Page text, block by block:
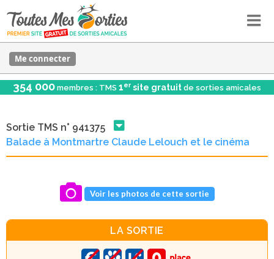
Me connecter
354 000 membres : TMS 1er site gratuit de sorties amicales
Sortie TMS n° 941375
Balade à Montmartre Claude Lelouch et le cinéma
Voir les photos de cette sortie
LA SORTIE